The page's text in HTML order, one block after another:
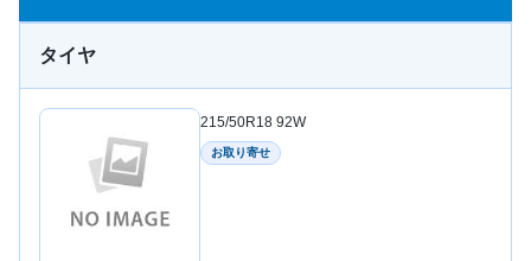
タイヤ
215/50R18 92W
お取り寄せ